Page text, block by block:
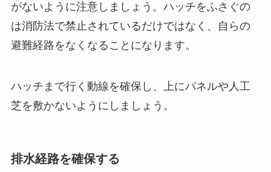
がないように注意しましょう。ハッチをふさぐの
は消防法で禁止されているだけではなく、自らの
避難経路をなくなることになります。
ハッチまで行く動線を確保し、上にパネルや人工
芝を敷かないようにしましょう 。
排水経路を確保する